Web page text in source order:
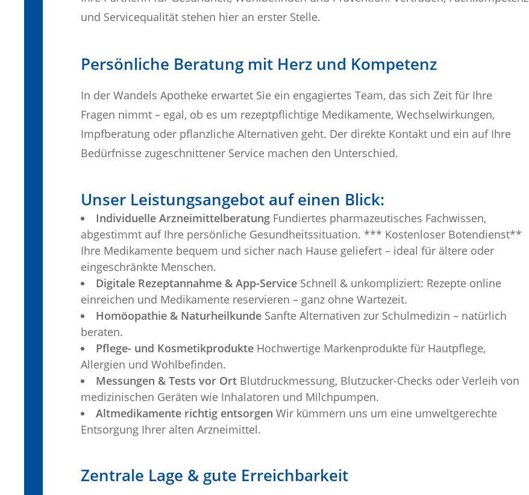
und Servicequalität stehen hier an erster Stelle.
Persönliche Beratung mit Herz und Kompetenz
In der Wandels Apotheke erwartet Sie ein engagiertes Team, das sich Zeit für Ihre
Fragen nimmt – egal, ob es um rezeptpflichtige Medikamente, Wechselwirkungen,
Impfberatung oder pflanzliche Alternativen geht. Der direkte Kontakt und ein auf Ihre
Bedürfnisse zugeschnittener Service machen den Unterschied.
Unser Leistungsangebot auf einen Blick:
Individuelle ArzneimittelberatungFundiertes pharmazeutisches Fachwissen,
abgestimmt auf Ihre persönliche Gesundheitssituation. *** Kostenloser Botendienst**
Ihre Medikamente bequem und sicher nach Hause geliefert – ideal für ältere oder
eingeschränkte Menschen.
Digitale Rezeptannahme & App-ServiceSchnell & unkompliziert: Rezepte online
einreichen und Medikamente reservieren – ganz ohne Wartezeit.
Homöopathie & NaturheilkundeSanfte Alternativen zur Schulmedizin – natürlich
beraten.
Pflege- und KosmetikprodukteHochwertige Markenprodukte für Hautpflege,
Allergien und Wohlbefinden.
Messungen & Tests vor OrtBlutdruckmessung, Blutzucker-Checks oder Verleih von
medizinischen Geräten wie Inhalatoren und Milchpumpen.
Altmedikamente richtig entsorgen Wir kümmern uns um eine umweltgerechte
Entsorgung Ihrer alten Arzneimittel.
Zentrale Lage & gute Erreichbarkeit